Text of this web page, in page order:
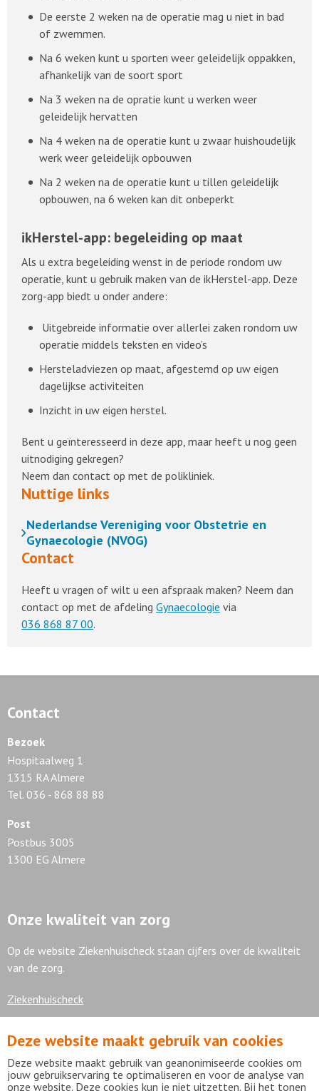
De eerste 2 weken na de operatie mag u niet in bad
of zwemmen.
Na 6 weken kunt u sporten weer geleidelijk oppakken,
afhankelijk van de soort sport
Na 3 weken na de opratie kunt u werken weer
geleidelijk hervatten
Na 4 weken na de operatie kunt u zwaar huishoudelijk
werk weer geleidelijk opbouwen
Na 2 weken na de operatie kunt u tillen geleidelijk
opbouwen, na 6 weken kan dit onbeperkt
ikHerstel-app: begeleiding op maat
Als u extra begeleiding wenst in de periode rondom uw
operatie, kunt u gebruik maken van de ikHerstel-app. Deze
zorg-app biedt u onder andere:
Uitgebreide informatie over allerlei zaken rondom uw
operatie middels teksten en video’s
Hersteladviezen op maat, afgestemd op uw eigen
dagelijkse activiteiten
Inzicht in uw eigen herstel.
Bent u geïnteresseerd in deze app, maar heeft u nog geen
uitnodiging gekregen?
Neem dan contact op met de polikliniek.
Nuttige links
Nederlandse Vereniging voor Obstetrie en
Gynaecologie (NVOG)
Contact
Heeft u vragen of wilt u een afspraak maken? Neem dan
contact op met de afdeling Gynaecologie via
036 868 87 00.
Contact
Bezoek
Hospitaalweg 1
1315 RA Almere
Tel. 036 - 868 88 88
Post
Postbus 3005
1300 EG Almere
Onze kwaliteit van zorg
Op de website Ziekenhuischeck staan cijfers over de kwaliteit
van de zorg.
Ziekenhuischeck
7,9
Deze website maakt gebruik van cookies
Deze website maakt gebruik van geanonimiseerde cookies om
jouw gebruikservaring te optimaliseren en voor de analyse van
onze website. Deze cookies kun je niet uitzetten. Bij het tonen